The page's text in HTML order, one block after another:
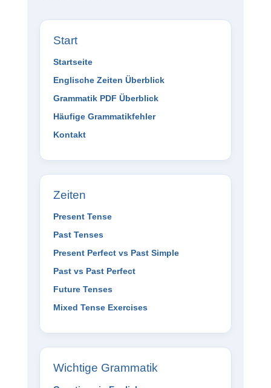
Start
Startseite
Englische Zeiten Überblick
Grammatik PDF Überblick
Häufige Grammatikfehler
Kontakt
Zeiten
Present Tense
Past Tenses
Present Perfect vs Past Simple
Past vs Past Perfect
Future Tenses
Mixed Tense Exercises
Wichtige Grammatik